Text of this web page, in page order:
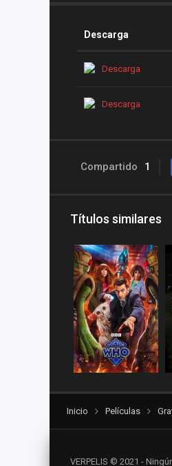
Descarga
Descarga
Descarga
Compartido 1
Títulos similares
Inicio Películas
VERPELIS © 2021 -